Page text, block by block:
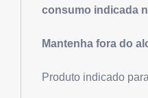
consumo indicada
Mantenha fora do
Produto indicado